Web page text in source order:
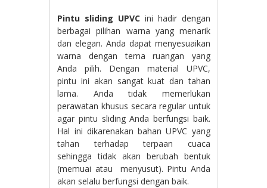
Pintu sliding UPVC ini hadir dengan
berbagai pilihan warna yang menarik
dan elegan. Anda dapat menyesuaikan
warna dengan tema ruangan yang
Anda pilih. Dengan material UPVC,
pintu ini akan sangat kuat dan tahan
lama. Anda tidak memerlukan
perawatan khusus secara regular untuk
agar pintu sliding Anda berfungsi baik.
Hal ini dikarenakan bahan UPVC yang
tahan terhadap terpaan cuaca
sehingga tidak akan berubah bentuk
(memuai atau menyusut). Pintu Anda
akan selalu berfungsi dengan baik.